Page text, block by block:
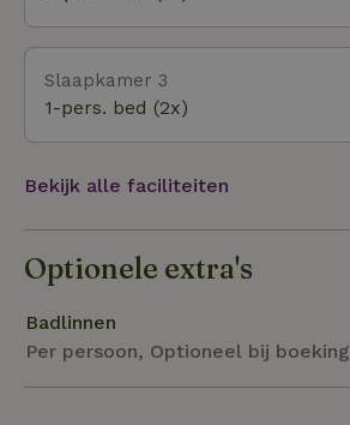
Slaapkamer 3
1-pers. bed (2x)
Bekijk alle faciliteiten
Optionele extra's
Badlinnen
Per persoon, Optioneel bij boeking